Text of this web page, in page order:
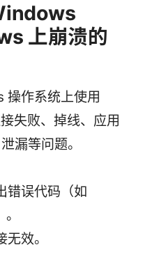
上崩溃的
操作系统上使用
失败、掉线、应用
漏等问题。
错误代码（如
效。